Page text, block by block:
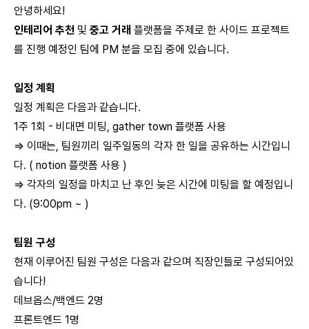
안녕하세요!
인테리어 추천 및 중고 거래 플랫폼을 주제로 한 사이드 프로젝트
를 진행 예정인 팀에 PM 분을 모집 중에 있습니다.
일정 계획
일정 계획은 다음과 같습니다.
1주 1회 - 비대면 미팅, gather town 플랫폼 사용
⇒ 이때는, 팀원끼리 일주일동의 각자 한 일을 공유하는 시간입니
다. ( notion 플랫폼 사용 )
⇒ 각자의 일정을 마치고 난 후인 늦은 시간에 미팅을 할 예정입니
다. (9:00pm ~ )
팀원 구성
현재 이루어진 팀원 구성은 다음과 같으며 직장인들로 구성되어있
습니다!
데브옵스/백엔드 2명
프론트엔드 1명